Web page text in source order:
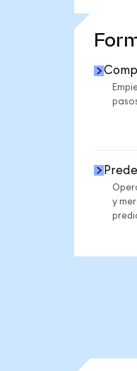
y